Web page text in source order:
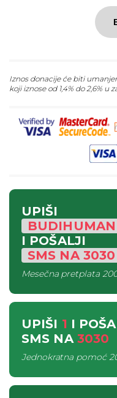
Iznos donacije će biti
koji iznose od 1,4% do 2,6% u
UPIŠI
BUDIHUMAN
I POŠALJI
SMS NA3030
Mesečna pretplata
UPIŠI 1 I
SMS NA 3030
Jednokratna pomoć